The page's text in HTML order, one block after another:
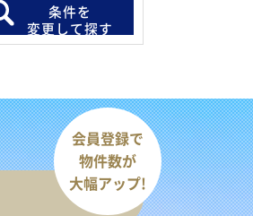
条件を
変更して探す
会員登録で
物件数が
大幅アップ!